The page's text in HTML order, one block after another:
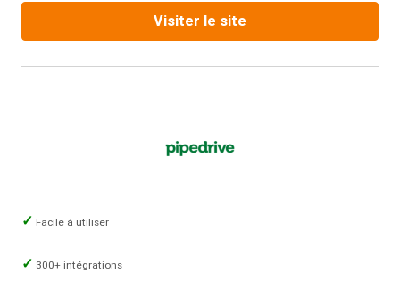
Visiter le site
Facile à utiliser
300+ intégrations